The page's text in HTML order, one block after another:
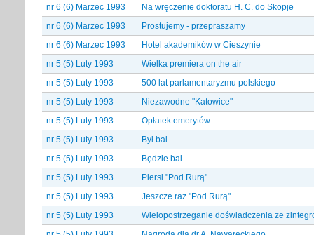
nr 6 (6) Marzec 1993
Na wręczenie doktoratu H. C. do Skopje
nr 6 (6) Marzec 1993
Prostujemy - przepraszamy
nr 6 (6) Marzec 1993
Hotel akademików w Cieszynie
nr 5 (5) Luty 1993
Wielka premiera on the air
nr 5 (5) Luty 1993
500 lat parlamentaryzmu polskiego
nr 5 (5) Luty 1993
Niezawodne "Katowice"
nr 5 (5) Luty 1993
Opłatek emerytów
nr 5 (5) Luty 1993
Był bal...
nr 5 (5) Luty 1993
Będzie bal...
nr 5 (5) Luty 1993
Piersi "Pod Rurą"
nr 5 (5) Luty 1993
Jeszcze raz "Pod Rurą"
nr 5 (5) Luty 1993
Wielopostrzeganie doświadczenia ze